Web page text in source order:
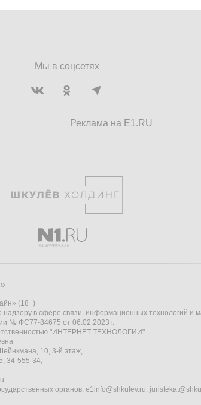
Мы в соцсетях
Реклама на E1.RU
(18+)
в сфере связи, информационных технологий и
№ ФС77-84675 от 06.02.2023 г.
"ИНТЕРНЕТ ТЕХНОЛОГИИ"
10, 3-й этаж,
34-555-34,
органов: e1info@shkulev.ru,